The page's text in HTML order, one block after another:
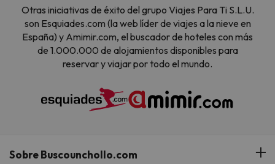
Otras iniciativas de éxito del grupo Viajes Para Ti S.L.U.
son Esquiades.com (la web líder de viajes a la nieve en
España) y Amimir.com, el buscador de hoteles con más
de 1.000.000 de alojamientos disponibles para
reservar y viajar por todo el mundo.
Sobre Buscounchollo.com